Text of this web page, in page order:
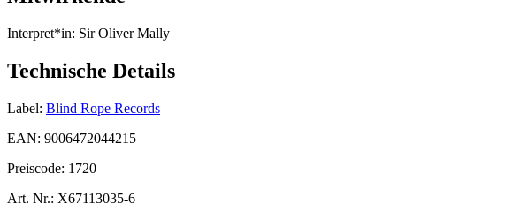
Interpret*in: Sir Oliver Mally
Technische Details
Label: Blind Rope Records
EAN: 9006472044215
Preiscode: 1720
Art. Nr.: X67113035-6